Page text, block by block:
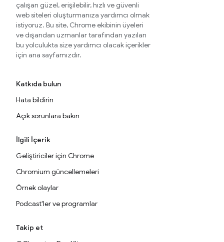
çalışan güzel, erişilebilir, hızlı ve güvenli
web siteleri oluşturmanıza yardımcı olmak
istiyoruz. Bu site, Chrome ekibinin üyeleri
ve dışarıdan uzmanlar tarafından yazılan
bu yolculukta size yardımcı olacak içerikler
için ana sayfamızdır.
Katkıda bulun
Hata bildirin
Açık sorunlara bakın
İlgili İçerik
Geliştiriciler için Chrome
Chromium güncellemeleri
Örnek olaylar
Podcast'ler ve programlar
Takip et